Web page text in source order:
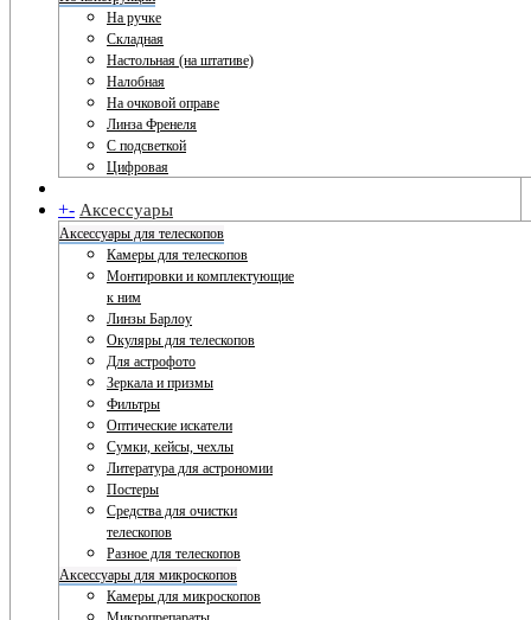
На ручке
Складная
Настольная (на штативе)
Налобная
На очковой оправе
Линза Френеля
С подсветкой
Цифровая
+- Аксессуары
Аксессуары для телескопов
Камеры для телескопов
Монтировки и комплектующие
к ним
Линзы Барлоу
Окуляры для телескопов
Для астрофото
Зеркала и призмы
Фильтры
Оптические искатели
Сумки, кейсы, чехлы
Литература для астрономии
Постеры
Средства для очистки
телескопов
Разное для телескопов
Аксессуары для микроскопов
Камеры для микроскопов